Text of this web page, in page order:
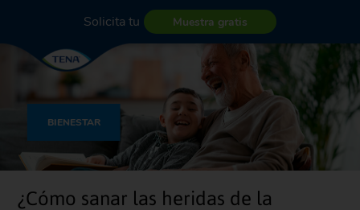
Solicita tu Muestra gratis
BIENESTAR
¿Cómo sanar las heridas de la